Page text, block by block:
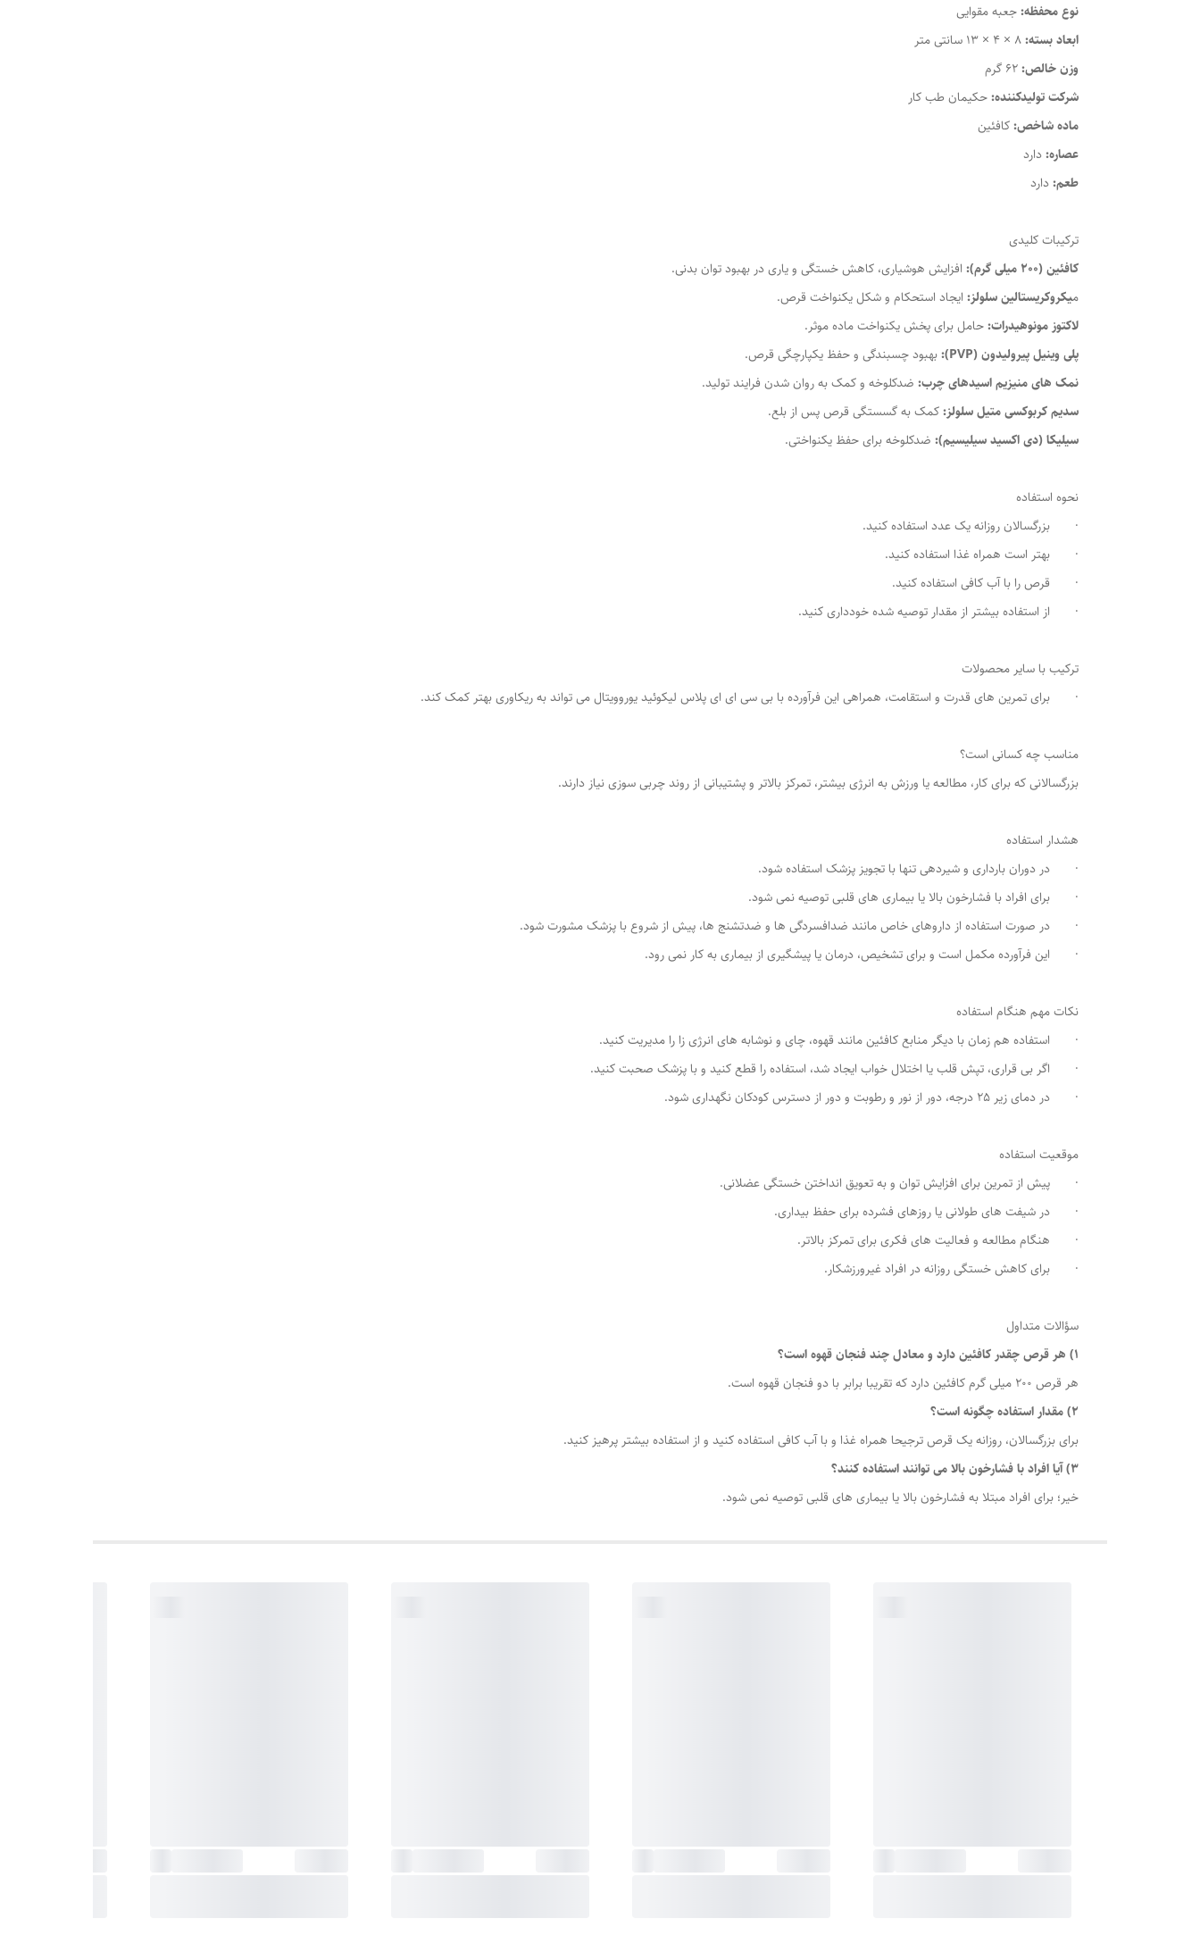
نوع محفظه:جعبه مقوایی
ابعاد بسته:
وزن خالص:
شرکت تولیدکننده:حکیمان طب کار
ماده شاخص:کافئین
عصاره:دارد
طعم:دارد
ترکیبات کلیدی
کافئین (200 میلی گرم):
افزایش هوشیاری، کاهش خستگی و یاری در بهبود توان بدنی.
میکروکریستالین سلولز: ایجاد استحکام و شکل یکنواخت قرص.
لاکتوز مونوهیدرات:حامل برای پخش یکنواخت ماده موثر.
پلی وینیل پیرولیدون (PVP):
بهبود چسبندگی و حفظ یکپارچگی قرص.
نمک های منیزیم اسیدهای چرب: ضدکلوخه و کمک به روان شدن فرایند تولید.
سدیم کربوکسی متیل سلولز:کمک به گسستگی قرص پس از بلع.
سیلیکا (دی اکسید سیلیسیم): ضدکلوخه برای حفظ یکنواختی.
نحوه استفاده
· بزرگسالان روزانه یک عدد استفاده کنید.
· بهتر است همراه غذا استفاده کنید.
· قرص را با آب کافی استفاده کنید.
· از استفاده بیشتر از مقدار توصیه شده خودداری کنید.
ترکیب با سایر محصولات
· برای تمرین های قدرت و استقامت، همراهی این فرآورده با بی سی ای ای پلاس لیکوئید یوروویتال می تواند به ریکاوری بهتر کمک کند.
مناسب چه کسانی است؟
بزرگسالانی که برای کار، مطالعه یا ورزش به انرژی بیشتر، تمرکز بالاتر و پشتیبانی از روند چربی سوزی نیاز دارند.
هشدار استفاده
· در دوران بارداری و شیردهی تنها با تجویز پزشک استفاده شود.
· برای افراد با فشارخون بالا یا بیماری های قلبی توصیه نمی شود.
· در صورت استفاده از داروهای خاص مانند ضدافسردگی ها و ضدتشنج ها، پیش از شروع با پزشک مشورت شود.
· این فرآورده مکمل است و برای تشخیص، درمان یا پیشگیری از بیماری به کار نمی رود.
نکات مهم هنگام استفاده
· استفاده هم زمان با دیگر منابع کافئین مانند قهوه، چای و نوشابه های انرژی زا را مدیریت کنید.
· اگر بی قراری، تپش قلب یا اختلال خواب ایجاد شد، استفاده را قطع کنید و با پزشک صحبت کنید.
· در دمای زیر 25 درجه، دور از نور و رطوبت و دور از دسترس کودکان نگهداری شود.
موقعیت استفاده
· پیش از تمرین برای افزایش توان و به تعویق انداختن خستگی عضلانی.
· در شیفت های طولانی یا روزهای فشرده برای حفظ بیداری.
· هنگام مطالعه و فعالیت های فکری برای تمرکز بالاتر.
· برای کاهش خستگی روزانه در افراد غیرورزشکار.
سؤالات متداول
1) هر قرص چقدر کافئین دارد و معادل چند فنجان قهوه است؟
هر قرص 200 میلی گرم کافئین دارد که تقریبا برابر با دو فنجان قهوه است.
2) مقدار استفاده چگونه است؟
برای بزرگسالان، روزانه یک قرص ترجیحا همراه غذا و با آب کافی استفاده کنید و از استفاده بیشتر پرهیز کنید.
3) آیا افراد با فشارخون بالا می توانند استفاده کنند؟
خیر؛ برای افراد مبتلا به فشارخون بالا یا بیماری های قلبی توصیه نمی شود.